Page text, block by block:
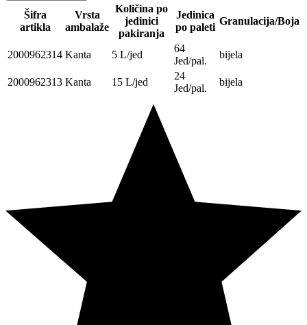
Šifra
artikla
Vrsta
ambalaže
Količina po
jedinici
pakiranja
Jedinica
po paleti
Granulacija/Boja
2000962314 Kanta 5 L/jed
64
Jed/pal.
bijela
2000962313 Kanta 15 L/jed
24
Jed/pal.
bijela